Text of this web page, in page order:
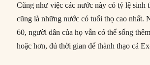
Cũng như việc các nước này có tỷ lệ sinh
cũng là những nước có tuổi thọ cao nhất.
60, người dân của họ vẫn có thể sống
hoặc hơn, đủ thời gian để thành thạo cả